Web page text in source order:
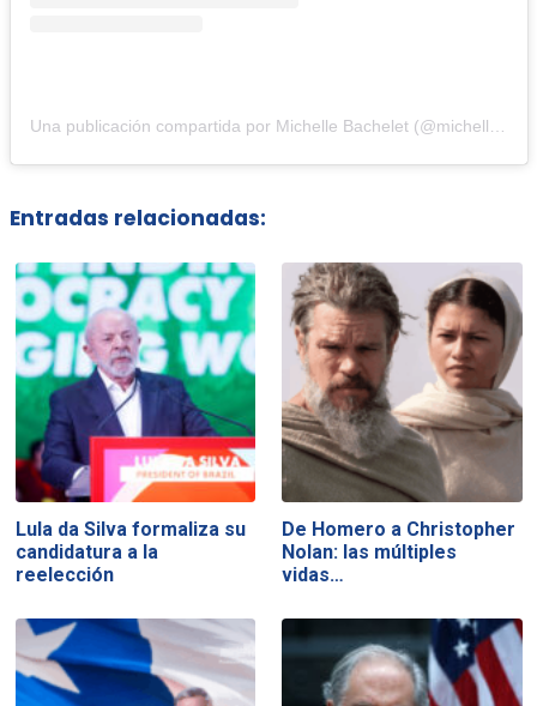
Una publicación compartida por Michelle Bachelet (@michellebacheletpdta)
Entradas relacionadas:
Lula da Silva formaliza su
candidatura a la
reelección
De Homero a Christopher
Nolan: las múltiples
vidas…